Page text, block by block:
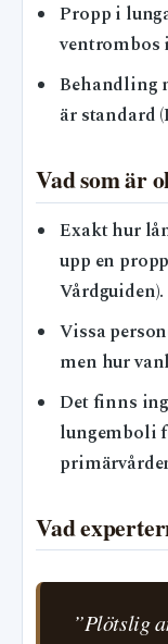
Propp i
ventrombos
Behandling
är standard
Vad som är
Exakt hur
upp en
Vårdguiden).
Vissa
men hur
Det finns
lungemboli
Vad
”Plötslig